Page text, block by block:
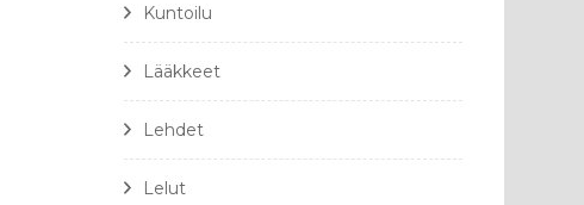
Kuntoilu
Lääkkeet
Lehdet
Lelut